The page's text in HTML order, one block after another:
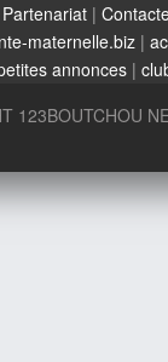
Partenariat |
maternelle.biz |
annonces |
123BOUTCHOU